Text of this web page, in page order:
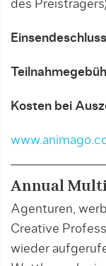
des
Kosten bei
Annual
Agenturen,
Creative
wieder